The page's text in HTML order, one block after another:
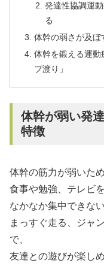
発達性協調運
る
体幹の弱さが及
体幹を鍛える運動
プ渡り」
体幹が弱い発
特徴
体幹の筋力が弱いた
食事や勉強、テレビ
なかなか集中できな
まっすぐ走る、ジャ
で、
友達との遊びが楽し